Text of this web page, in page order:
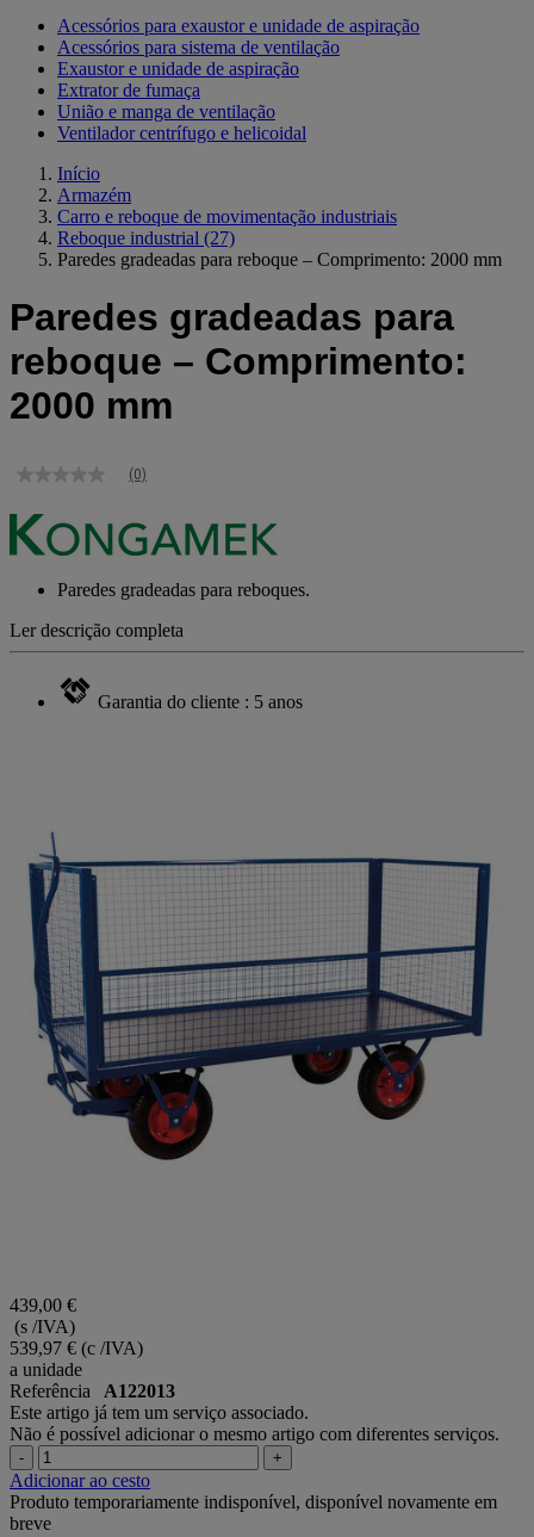
Acessórios para exaustor e unidade de aspiração
Acessórios para sistema de ventilação
Exaustor e unidade de aspiração
Extrator de fumaça
União e manga de ventilação
Ventilador centrífugo e helicoidal
Início
Armazém
Carro e reboque de movimentação industriais
Reboque industrial (27)
Paredes gradeadas para reboque – Comprimento: 2000 mm
Paredes gradeadas para
reboque – Comprimento:
2000 mm
Sem
de
classificação
Link
página.
(0)
Paredes gradeadas para reboques.
Ler descrição completa
Garantia do cliente : 5 anos
439,00 €
(s /IVA)
539,97 € (c /IVA)
a unidade
Referência A122013
Este artigo já tem um serviço associado.
Não é possível adicionar o mesmo artigo com diferentes serviços.
- +
Adicionar ao cesto
Produto temporariamente indisponível, disponível novamente em
breve